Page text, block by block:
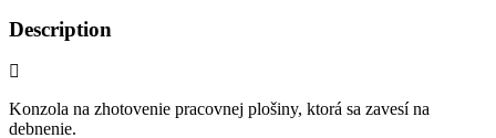
Description
Konzola na zhotovenie pracovnej plošiny, ktorá sa zavesí na
debnenie.